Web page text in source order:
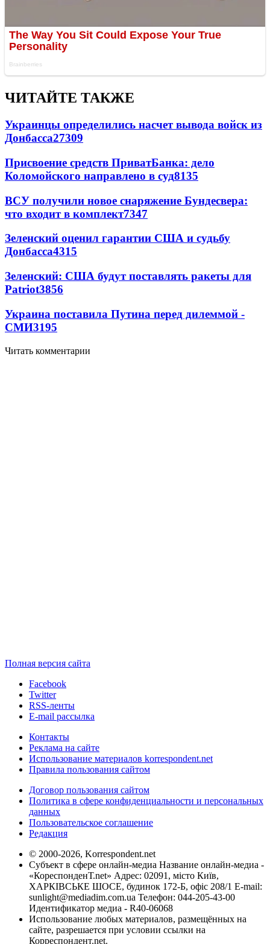
ЧИТАЙТЕ ТАКЖЕ
Украинцы определились насчет вывода войск из
Донбасса27309
Присвоение средств ПриватБанка: дело
Коломойского направлено в суд8135
ВСУ получили новое снаряжение Бундесвера:
что входит в комплект7347
Зеленский оценил гарантии США и судьбу
Донбасса4315
Зеленский: США будут поставлять ракеты для
Patriot3856
Украина поставила Путина перед дилеммой -
СМИ3195
Читать комментарии
Полная версия сайта
Facebook
Twitter
RSS-ленты
E-mail рассылка
Контакты
Реклама на сайте
Использование материалов korrespondent.net
Правила пользования сайтом
Договор пользования сайтом
Политика в сфере конфиденциальности и персональных
данных
Пользовательское соглашение
Редакция
© 2000-2026, Korrespondent.net
Субъект в сфере онлайн-медиа Название онлайн-медиа -
«КореспонденТ.net» Адрес: 02091, місто Київ,
ХАРКІВСЬКЕ ШОСЕ, будинок 172-Б, офіс 208/1 E-mail:
sunlight@mediadim.com.ua Телефон: 044-205-43-00
Идентификатор медиа - R40-06068
Использование любых материалов, размещённых на
сайте, разрешается при условии ссылки на
Корреспондент.net.